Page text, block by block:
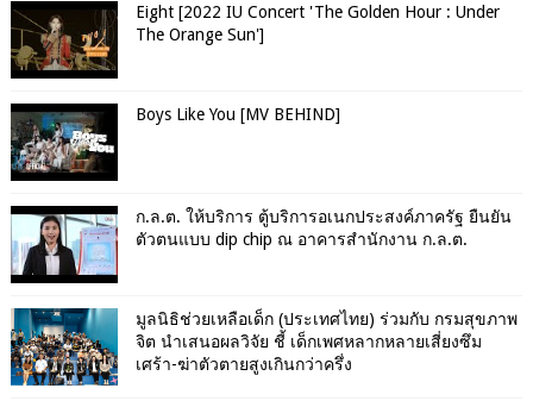
Eight [2022 IU Concert 'The Golden Hour : Under
The Orange Sun']
Boys Like You [MV BEHIND]
ก.ล.ต. ให้บริการ ตู้บริการอเนกประสงค์ภาครัฐ ยืนยัน
ตัวตนแบบ dip chip ณ อาคารสำนักงาน ก.ล.ต.
มูลนิธิช่วยเหลือเด็ก (ประเทศไทย) ร่วมกับ กรมสุขภาพ
จิต นำเสนอผลวิจัย ชี้ เด็กเพศหลากหลายเสี่ยงซึม
เศร้า-ฆ่าตัวตายสูงเกินกว่าครึ่ง